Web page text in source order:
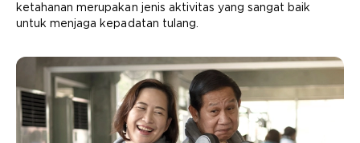
ketahanan merupakan jenis aktivitas yang sangat baik
untuk menjaga kepadatan tulang.